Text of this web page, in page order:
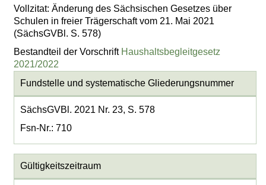
Vollzitat: Änderung des Sächsischen Gesetzes über
Schulen in freier Trägerschaft vom 21. Mai 2021
(SächsGVBl. S. 578)
Bestandteil der Vorschrift Haushaltsbegleitgesetz
2021/2022
Fundstelle und systematische Gliederungsnummer
SächsGVBl. 2021 Nr. 23, S. 578
Fsn-Nr.: 710
Gültigkeitszeitraum